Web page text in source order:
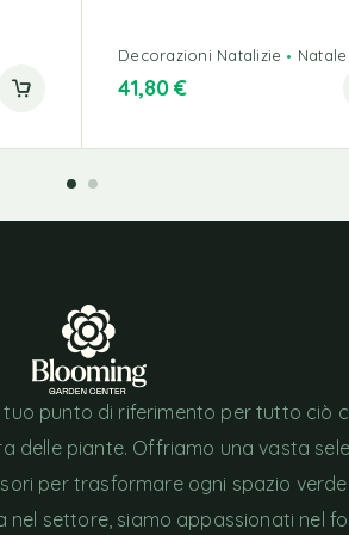
Decorazioni Natalizie Natale
41,80€
tuo punto di riferimento per tutto ciò
delle piante. Offriamo una vasta
per trasformare ogni spazio verde
nel settore, siamo appassionati nel